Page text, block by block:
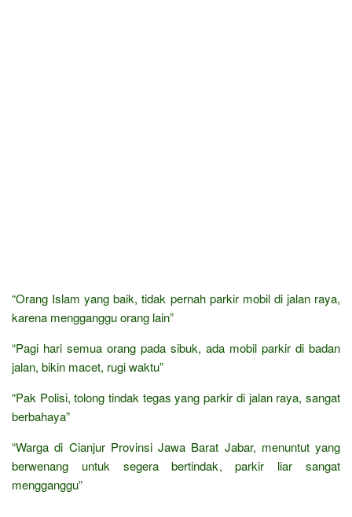
“Orang Islam yang baik, tidak pernah parkir mobil di jalan raya,
karena mengganggu orang lain”
“Pagi hari semua orang pada sibuk, ada mobil parkir di badan
jalan, bikin macet, rugi waktu”
“Pak Polisi, tolong tindak tegas yang parkir di jalan raya, sangat
berbahaya”
“Warga di Cianjur Provinsi Jawa Barat Jabar, menuntut yang
berwenang untuk segera bertindak, parkir liar sangat
mengganggu”